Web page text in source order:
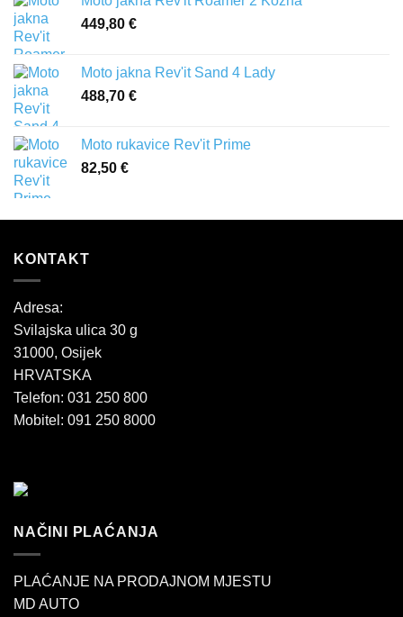
449,80 €
Moto jakna Rev'it Sand 4 Lady
488,70 €
Moto rukavice Rev'it Prime
82,50 €
KONTAKT
Adresa:
Svilajska ulica 30 g
31000, Osijek
HRVATSKA
Telefon: 031 250 800
Mobitel: 091 250 8000
NAČINI PLAĆANJA
PLAĆANJE NA PRODAJNOM MJESTU
MD AUTO